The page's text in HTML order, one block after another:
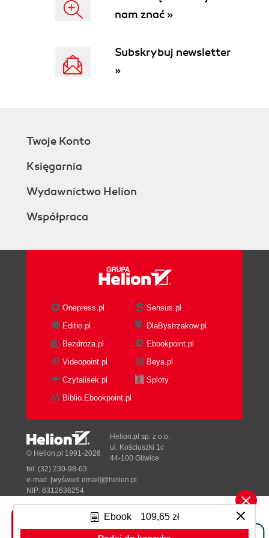
The common oversights
Summary
Exercises
The business perspective
Asking the right questions
Answering the right questions
What if theres no time?
Catalog of common bad ways to decide
what to do
The process of planning
The daily work
Customer research and its abuses
Problems become scenarios
Integrating business and technology
requirements
Summary
Exercises
4. Writing the good vision
The value of writing things down
How much vision do you need?
Team goals and individual goals
The five qualities of good visions
Ebook 109,65 zł
nam znać »
Subskrybuj newsletter
»
Twoje Konto
Księgarnia
Wydawnictwo Helion
Współpraca
Onepress.pl
Sensus.pl
Editio.pl
DlaBystrzakow.pl
Bezdroza.pl
Ebookpoint.pl
Videopoint.pl
Beya.pl
Czytalisek.pl
Sploty
Biblio.Ebookpoint.pl
Tonik.pl
© Helion.pl 1991-2026
Helion.pl sp. z o.o.
ul. Kościuszki 1c
44-100 Gliwice
tel. (32) 230-98-63
e-mail: [wyświetl email]@helion.pl
NIP: 6312636254